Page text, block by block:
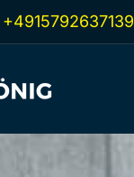
+4915792637139